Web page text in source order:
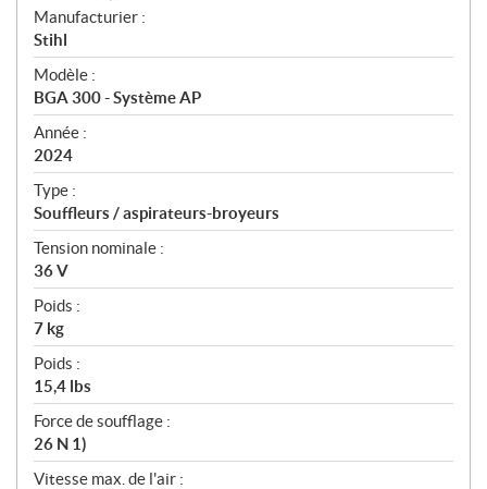
S
p
é
c
i
f
i
c
a
t
i
o
n
s
Manufacturier :
Stihl
Modèle :
BGA 300 - Système AP
Année :
2024
Type :
Souffleurs / aspirateurs-broyeurs
Tension nominale :
36 V
Poids :
7 kg
Poids :
15,4 lbs
Force de soufflage :
26 N 1)
Vitesse max. de l'air :